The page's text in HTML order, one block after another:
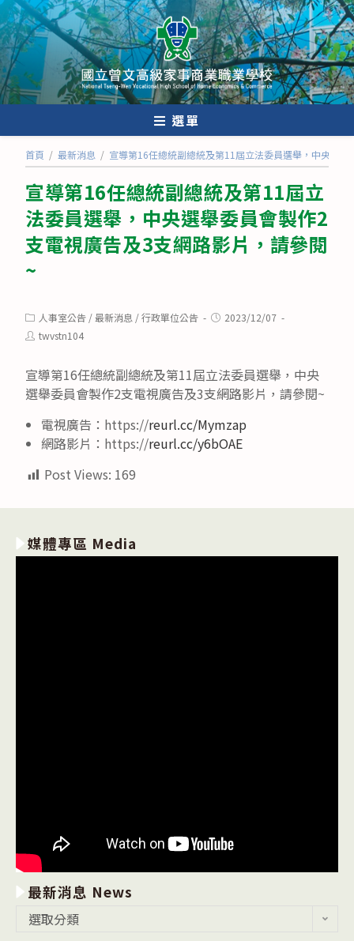
跳
轉
至
主
要
內
選單
首頁 / 最新消息 / 宣導第16任總統副總統及第11屆立法委員選舉，中央選
宣導第16任總統副總統及第11屆立
法委員選舉，中央選舉委員會製作2
支電視廣告及3支網路影片，請參閱
~
Post
category:
人事室公告 /最新消息 /行政單位公告
Post2023/12/07
Posttwvstn104
宣導第16任總統副總統及第11屆立法委員選舉，中央
選舉委員會製作2支電視廣告及3支網路影片，請參閱~
電視廣告：https://reurl.cc/Mymzap
網路影片：https://reurl.cc/y6bOAE
Post Views: 169
媒體專區 Media
最新消息 News
選取分類